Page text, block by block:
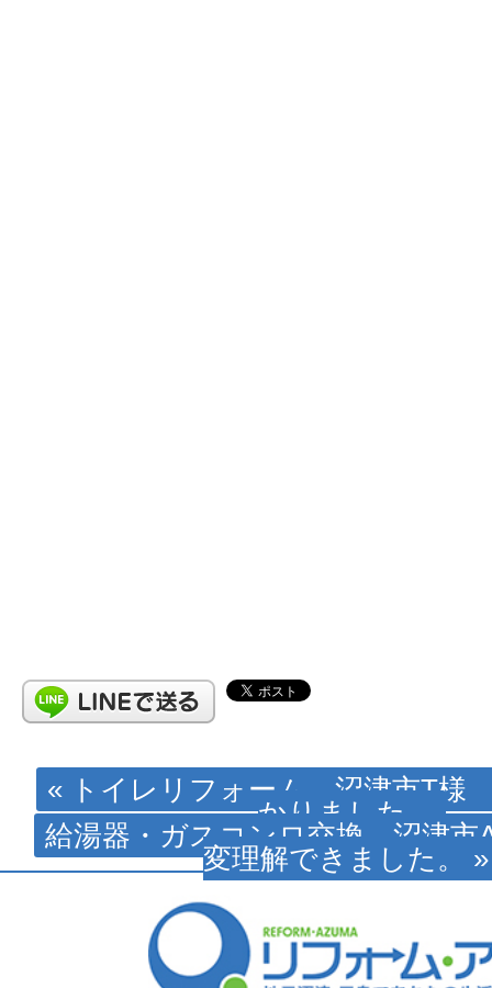
« トイレリフォーム 沼津市T様
かりました。
給湯器・ガスコンロ交換 沼津
変理解できました。 »